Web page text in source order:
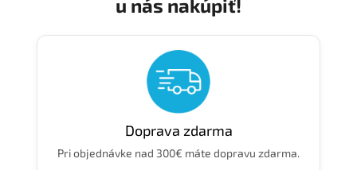
u nás nakúpiť!
Doprava zdarma
Pri objednávke nad 300€ máte dopravu zdarma.